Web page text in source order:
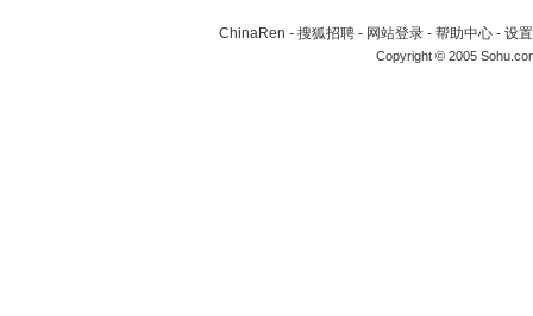
ChinaRen - 搜狐招聘 - 网站登录 - 帮助中心 - 设
Copyright © 2005